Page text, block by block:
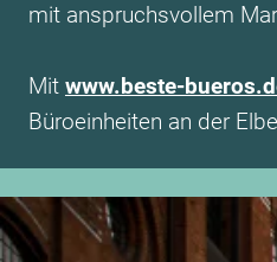
mit anspruchsvollem
Mit www.beste-
Büroeinheiten an der